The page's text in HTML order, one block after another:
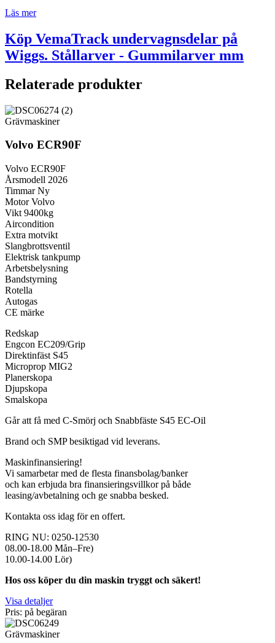
Läs mer
Köp VemaTrack undervagnsdelar på
Wiggs. Stållarver - Gummilarver mm
Relaterade produkter
Grävmaskiner
Volvo ECR90F
Volvo ECR90F
Årsmodell 2026
Timmar Ny
Motor Volvo
Vikt 9400kg
Aircondition
Extra motvikt
Slangbrottsventil
Elektrisk tankpump
Arbetsbelysning
Bandstyrning
Rotella
Autogas
CE märke
Redskap
Engcon EC209/Grip
Direktinfäst S45
Microprop MIG2
Planerskopa
Djupskopa
Smalskopa
Går att få med C-Smörj och Snabbfäste S45 EC-Oil
Brand och SMP besiktigad vid leverans.
Maskinfinansiering!
Vi samarbetar med de flesta finansbolag/banker
och kan erbjuda bra finansieringsvillkor på både
leasing/avbetalning och ge snabba besked.
Kontakta oss idag för en offert.
RING NU: 0250-12530
08.00-18.00 Mån–Fre)
10.00-14.00 Lör)
Hos oss köper du din maskin tryggt och säkert!
Visa detaljer
Pris: på begäran
Grävmaskiner